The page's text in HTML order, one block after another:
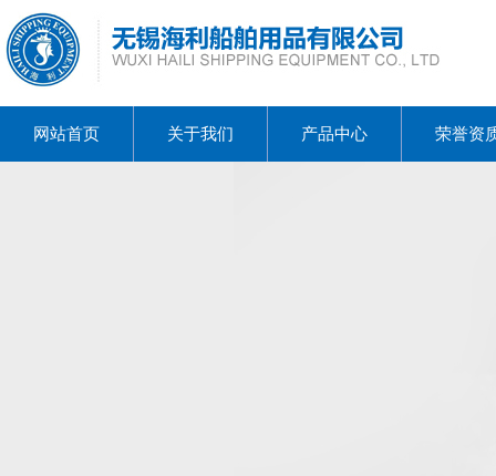
网站首页 关于我们 产品中心 荣誉资